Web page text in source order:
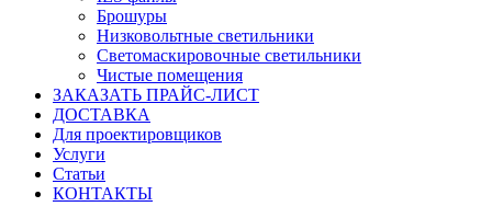
Брошуры
Низковольтные светильники
Светомаскировочные светильники
Чистые помещения
ЗАКАЗАТЬ ПРАЙС-ЛИСТ
ДОСТАВКА
Для проектировщиков
Услуги
Статьи
КОНТАКТЫ